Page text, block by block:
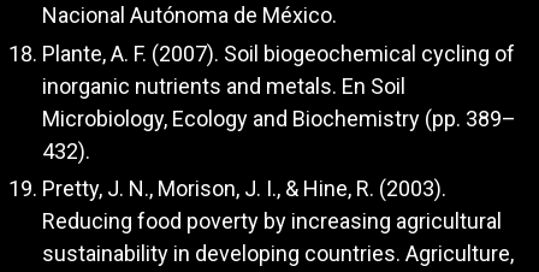
Nacional Autónoma de México.
Plante, A. F. (2007). Soil biogeochemical cycling of
inorganic nutrients and metals. En Soil
Microbiology, Ecology and Biochemistry (pp. 389–
432).
Pretty, J. N., Morison, J. I., & Hine, R. (2003).
Reducing food poverty by increasing agricultural
sustainability in developing countries. Agriculture,